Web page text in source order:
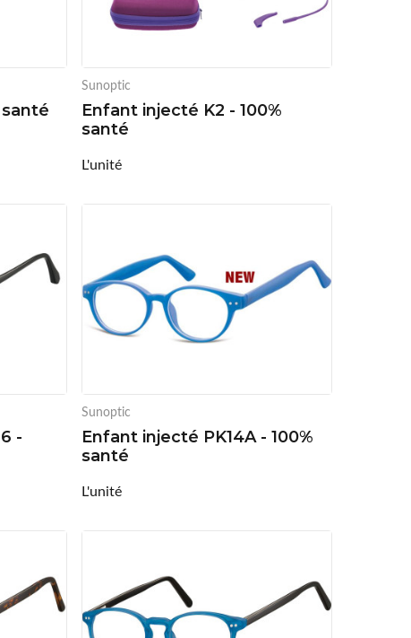
santé
Sunoptic
Enfant injecté K2 - 100%
santé
L'unité
-
Sunoptic
Enfant injecté PK14A - 100%
santé
L'unité